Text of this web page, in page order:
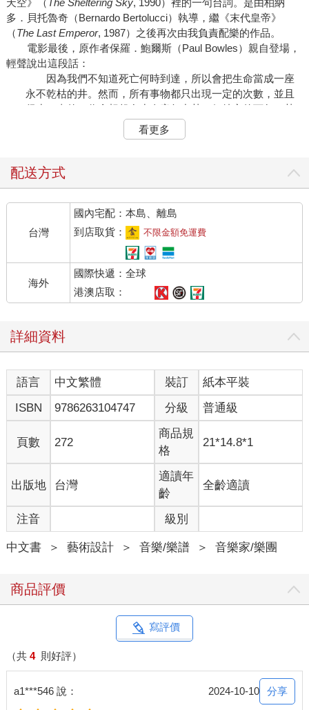
天空》（ The Sheltering Sky, 1990）裡的一句台詞。是由柏納
多．貝托魯奇（Bernardo Bertolucci）執導，繼《末代皇帝》
（The Last Emperor, 1987）之後再次由我負責配樂的作品。
電影最後，原作者保羅．鮑爾斯（Paul Bowles）親自登場，
輕聲說出這段話：
因為我們不知道死亡何時到達，所以會把生命當成一座
永不乾枯的井。然而，所有事物都只出現一定的次數，並且
很少，真的。你會想起多少次童年中某一個特定的下午、某
個深深成為生命一部分的下午，如果沒有它，你甚至無法想
像自己的人生？也許四或五次吧，甚至可能沒這麼多。你會
窮。
天空》時年齡才三十過半的我，對鮑爾斯這段話留下強烈的印
象，但當時也不覺得與自己切身相關。
可是自從二○一四年發現罹患口咽癌之後，不得不想到自己終
也因為這段原委，我在二○一七年發表的專輯《async》當中
作了一首名叫〈fullmoon〉（滿月）的曲子。我加入了前述鮑爾斯
在電影中的那段話，將同樣的文章翻譯成中文、德語、波斯語等
各種語言，分別請熟悉這種語言的藝術家朗讀。
有點隨性地問他：「如果要在這曲子裡放進義大利語的話，除了
你我想不到還能找誰。你能幫忙唸嗎？」他馬上回信：「喔，好
呀」。沒隔多久就把錄音檔寄過來了。
鮑爾斯的腔調一如他在戰前住在紐約時，曾經身兼前衛作曲
家的身分，有一種枯淡的韻味，從語音的質感也可體會到他擁有
不同於尋常美國人的豐富教養。相對地，貝托魯奇的腔調非常有
戲劇性，讓人覺得不愧是來自歌劇之國的人，同樣非常精彩。
不過，貝托魯奇也就在這首曲子完成一年後離世。雖然是用
錄音的形式，但他在〈fullmoon〉當中的人聲演出，成為他生前最
手術前
在此想說明一下我目前的病況。敘述起來會有點直接，但還
是請各位聽聽。
二○一四年發現口咽癌之後，雖然宣告緩解，但是二○二○年
六月在紐約接受檢查時，又被診斷出罹患直腸癌。前次放射治療
用抗癌藥物，但開始治療幾個月之後，癌細胞一直沒有消失。
同年十二月我在日本有工作，那陣子我也覺得自己太常忘東
中旬經過二星期隔離後做了健康檢查，結果腦部是正常的，沒想
到卻在其他地方發現了異狀。直腸癌已經轉移到肝臟與淋巴。
這時距離放射治療結束已經過了三個月，紐約那間醫院竟然
沒有告知我轉移的事實，至少在九月底就應該要發現轉移的根源
才是。癌症轉移這事實使我大為震驚，但全美數一數二的癌症中
心竟然也沒能查出來、或者因為某些原因沒有對我說，我一下子
看更多
配送方式
台灣
國內宅配：本島、離島
到店取貨：
不限金額免運費
海外
國際快遞：全球
港澳店取：
詳細資料
語言 中文繁體 裝訂
紙本平裝
ISBN
9786263104747 分級 普通級
頁數 272
商品規
格
21*14.8*1
出版地 台灣
適讀年
齡
全齡適讀
注音 級別
中文書 ＞ 藝術設計 ＞ 音樂/樂譜 ＞ 音樂家/樂團
商品評價
寫評價
（共 4 則好評）
a1***546 說： 2024-10-10 分享